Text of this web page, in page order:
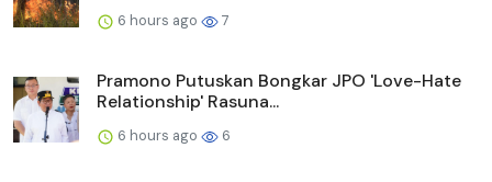
6 hours ago 7
Pramono Putuskan Bongkar JPO 'Love-Hate
Relationship' Rasuna...
6 hours ago 6